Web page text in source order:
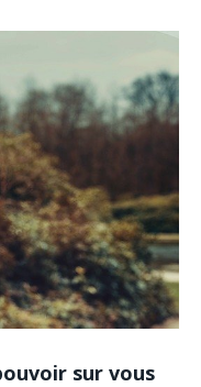
sur vous